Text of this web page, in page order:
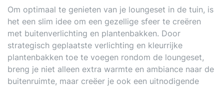
Om optimaal te genieten van je loungeset in de tuin, is
het een slim idee om een gezellige sfeer te creëren
met buitenverlichting en plantenbakken. Door
strategisch geplaatste verlichting en kleurrijke
plantenbakken toe te voegen rondom de loungeset,
breng je niet alleen extra warmte en ambiance naar de
buitenruimte, maar creëer je ook een uitnodigende